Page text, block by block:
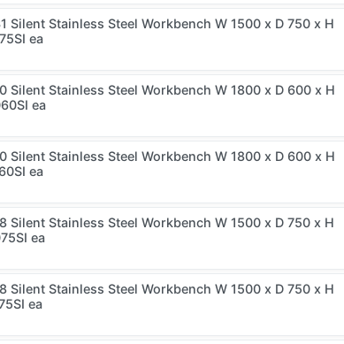
Silent Stainless Steel Workbench W 1500 x D 750 x H
ea
Silent Stainless Steel Workbench W 1800 x D 600 x H
ea
Silent Stainless Steel Workbench W 1800 x D 600 x H
ea
Silent Stainless Steel Workbench W 1500 x D 750 x H
ea
Silent Stainless Steel Workbench W 1500 x D 750 x H
ea